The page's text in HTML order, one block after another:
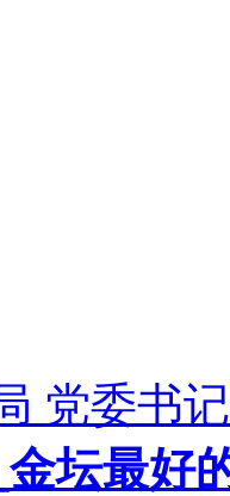
党委书
坛最好